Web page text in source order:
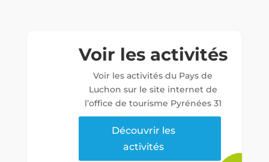
Voir les activités
Voir les activités du Pays de
Luchon sur le site internet de
l’office de tourisme Pyrénées 31
Découvrir les
activités